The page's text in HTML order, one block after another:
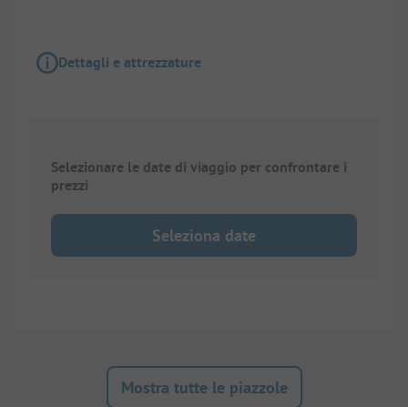
Dettagli e attrezzature
Selezionare le date di viaggio per confrontare i
prezzi
Seleziona date
Mostra tutte le piazzole